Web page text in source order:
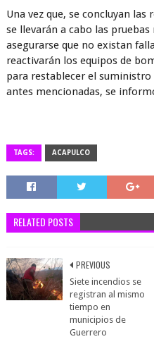
Una vez que, se concluyan
se llevarán a cabo las
asegurarse que no existan
reactivarán los equipos de
para restablecer el
antes mencionadas, se
TAGS: ACAPULCO
RELATED POSTS
PREVIOUS
Siete incendios se
registran al mismo
tiempo en
municipios de
Guerrero